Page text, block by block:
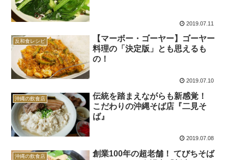
2019.07.11
反和食レシピ
【マーボー・ゴーヤー】ゴーヤー
料理の「決定版」とも思えるも
の！
2019.07.10
沖縄の飲食店
伝統を踏まえながらも新感覚！
こだわりの沖縄そば店『二見そ
ば』
2019.07.08
沖縄の飲食店
創業100年の超老舗！ てびちそば